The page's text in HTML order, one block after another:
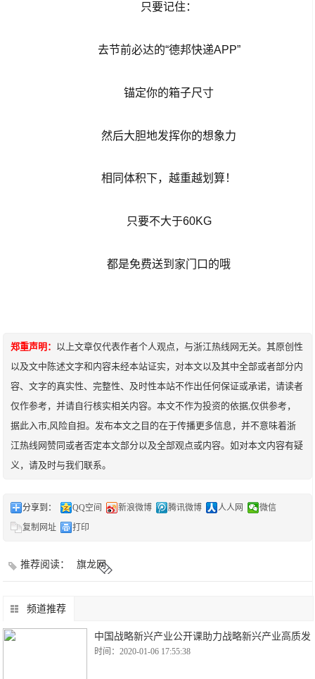
只要记住：
去节前必达的“德邦快递APP”
锚定你的箱子尺寸
然后大胆地发挥你的想象力
相同体积下，越重越划算！
只要不大于60KG
都是免费送到家门口的哦
郑重声明：
以上文章仅代表作者个人观点，与浙江热线网无关。其原创性
以及文中陈述文字和内容未经本站证实，对本文以及其中全部或者部分内
容、文字的真实性、完整性、及时性本站不作出任何保证或承诺，请读者
仅作参考，并请自行核实相关内容。本文不作为投资的依据,仅供参考，
据此入市,风险自担。发布本文之目的在于传播更多信息，并不意味着浙
江热线网赞同或者否定本文部分以及全部观点或内容。如对本文内容有疑
义，请及时与我们联系。
分享到： QQ空间 新浪微博 腾讯微博 人人网
微信
复制网址
打印
推荐阅读： 旗龙网
频道推荐
中国战略新兴产业公开课助力战略新兴产业高质发
时间：2020-01-06 17:55:38